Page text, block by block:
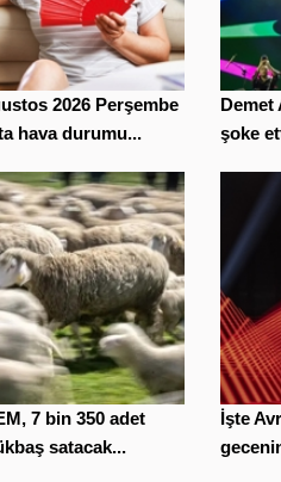
2026 Perşembe
hava durumu...
Demet
şoke
7 bin 350 adet
satacak...
İşte